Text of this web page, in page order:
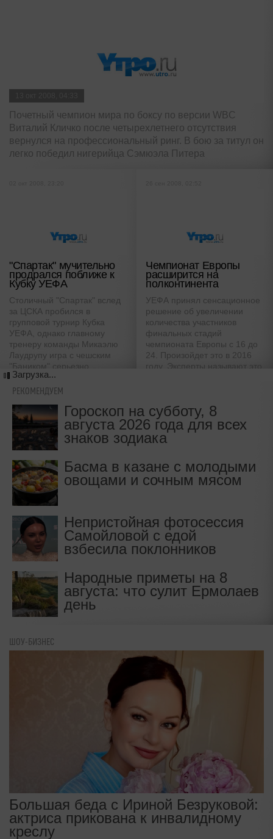
Почетный чемпион мира по боксу по версии WBC
Виталий Кличко после четырехлетнего отсутствия
вернулся на профессиональный ринг. В бою за титул он
легко победил нигерийца Сэмюэла Питера
"Спартак" мучительно
продрался поближе к
Кубку УЕФА
Столичный "Спартак" вслед
за ЦСКА пробился в
групповой турнир Кубка
УЕФА, однако главному
тренеру команды Микаэлю
Лаудрупу игра с чешским
"Баником" серьезно
попортила нервы
Чемпионат Европы
расширится на
полконтинента
УЕФА принял сенсационное
решение об увеличении
количества участников
финальных стадий
чемпионата Европы с 16 до
24. Произойдет это в 2016
году. Эксперты называют это
Загрузка...
РЕКОМЕНДУЕМ
Гороскоп на субботу, 8
августа 2026 года для всех
знаков зодиака
Басма в казане с молодыми
овощами и сочным мясом
Непристойная фотосессия
Самойловой с едой
взбесила поклонников
Народные приметы на 8
августа: что сулит Ермолаев
день
ШОУ-БИЗНЕС
Большая беда с Ириной Безруковой:
актриса прикована к инвалидному
креслу